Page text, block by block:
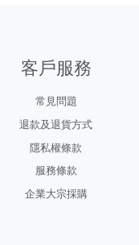
客戶服務
常見問題
退款及退貨方式
隱私權條款
服務條款
企業大宗採購